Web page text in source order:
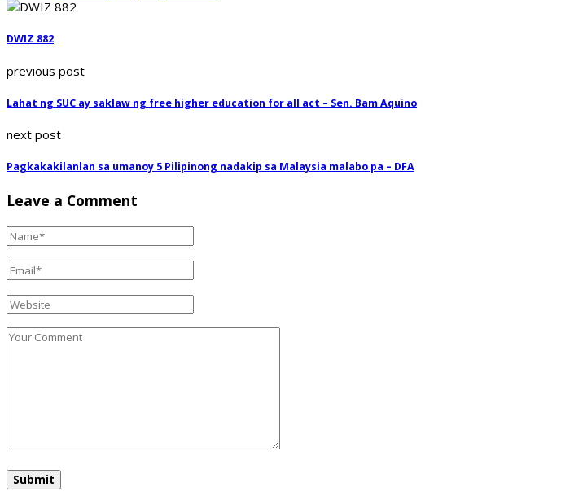
DWIZ 882
previous post
Lahat ng SUC ay saklaw ng free higher education for all act – Sen. Bam Aquino
next post
Pagkakakilanlan sa umanoy 5 Pilipinong nadakip sa Malaysia malabo pa – DFA
Leave a Comment